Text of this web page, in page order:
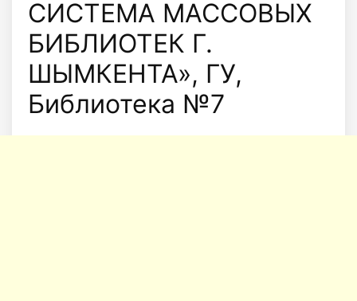
СИСТЕМА МАССОВЫХ
БИБЛИОТЕК Г.
ШЫМКЕНТА», ГУ,
Библиотека №7